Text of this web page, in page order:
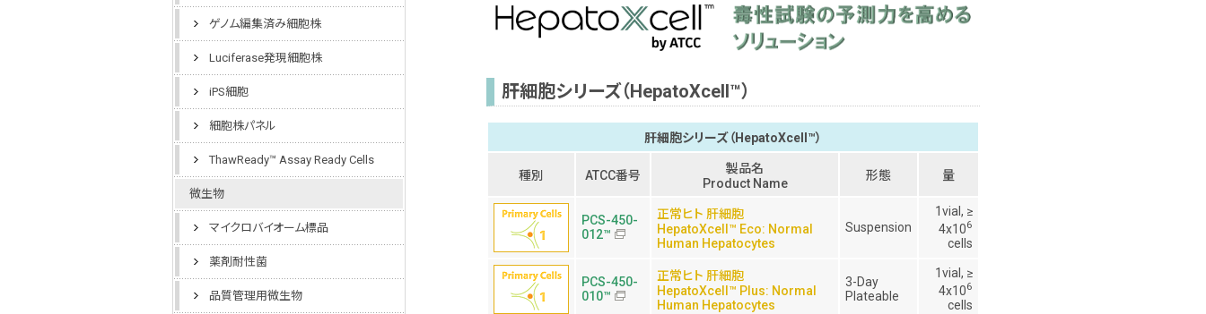
ゲノム編集済み細胞株
Luciferase発現細胞株
iPS細胞
細胞株パネル
ThawReady™ Assay Ready Cells
微生物
マイクロバイオーム標品
薬剤耐性菌
品質管理用微生物
肝細胞シリーズ（HepatoXcell™）
肝細胞シリーズ（HepatoXcell™）
種別 ATCC番号
製品名
Product Name
形態 量
PCS-450-
012™
正常ヒト 肝細胞
HepatoXcell™ Eco: Normal
Human Hepatocytes
Suspension
1vial, ≥
4x106
cells
PCS-450-
010™
正常ヒト 肝細胞
HepatoXcell™ Plus: Normal
Human Hepatocytes
3-Day
Plateable
1vial, ≥
4x106
cells